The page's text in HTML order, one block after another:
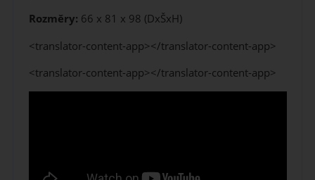
Rozměry: 66 x 81 x 98 (DxŠxH)
<translator-content-app></translator-content-app>
<translator-content-app></translator-content-app>